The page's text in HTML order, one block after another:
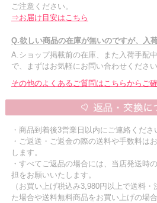
ご注意ください。
⇒お届け目安はこちら
Q.欲しい商品の在庫が無いのですが、入
A.ショップ掲載前の在庫、また入荷手配
で、まずはお気軽にお問い合わせください
その他のよくあるご質問はこちらからご確
・商品到着後3営業日以内にご連絡くださ
・ご返送・ご返金の際の送料や手数料は
します。
・すべてご返品の場合には、当店発送時
担をお願いいたします。
（お買い上げ税込み3,980円以上で送料
た場合や送料無料商品をお買い上げの場合